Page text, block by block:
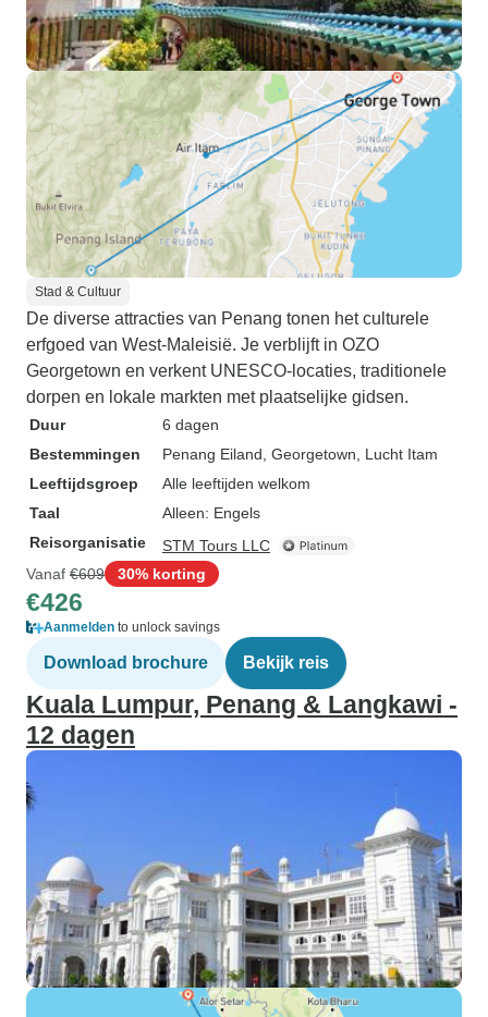
Stad & Cultuur
De diverse attracties van Penang tonen het culturele
erfgoed van West-Maleisië. Je verblijft in OZO
Georgetown en verkent UNESCO-locaties, traditionele
dorpen en lokale markten met plaatselijke gidsen.
Duur
6 dagen
Bestemmingen
Penang Eiland , Georgetown , Lucht Itam
Leeftijdsgroep
Alle leeftijden welkom
Taal
Alleen: Engels
Reisorganisatie
STM Tours LLC
Vanaf €609 30% korting
€426
Aanmelden to unlock savings
Download brochure Bekijk reis
Kuala Lumpur, Penang & Langkawi -
12 dagen